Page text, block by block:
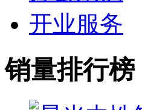
开业服务
销量排行榜